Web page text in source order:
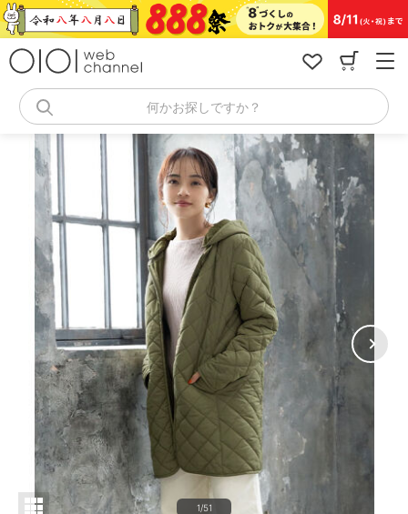
コ
ン
何かお探しですか？
1/51